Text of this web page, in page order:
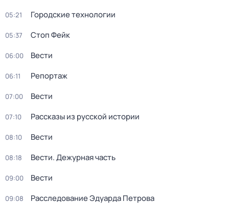
05:21 Городские технологии
05:37 Стоп Фейк
06:00 Вести
06:11 Репортаж
07:00 Вести
07:10 Рассказы из русской истории
08:10 Вести
08:18 Вести. Дежурная часть
09:00 Вести
09:08 Расследование Эдуарда Петрова